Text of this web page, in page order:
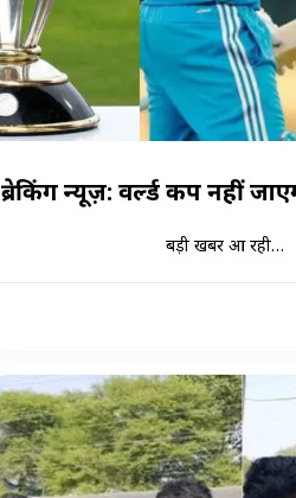
ब्रेकिंग न्यूज़: वर्ल्ड कप नहीं
बड़ी खबर आ रही…